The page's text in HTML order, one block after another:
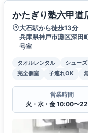
かたぎり塾六甲道
大石駅から徒歩13分
兵庫県神戸市灘区深田
号室
タオルレンタル シュー
完全個室
子連れOK
営業時間
火・水・金 10:00〜